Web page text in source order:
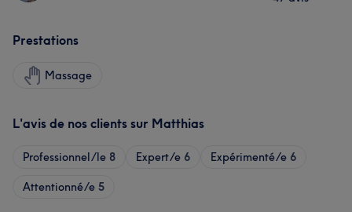
Prestations
Massage
L'avis de nos clients sur Matthias
Professionnel/le 8 Expert/e 6 Expérimenté/e 6
Attentionné/e 5